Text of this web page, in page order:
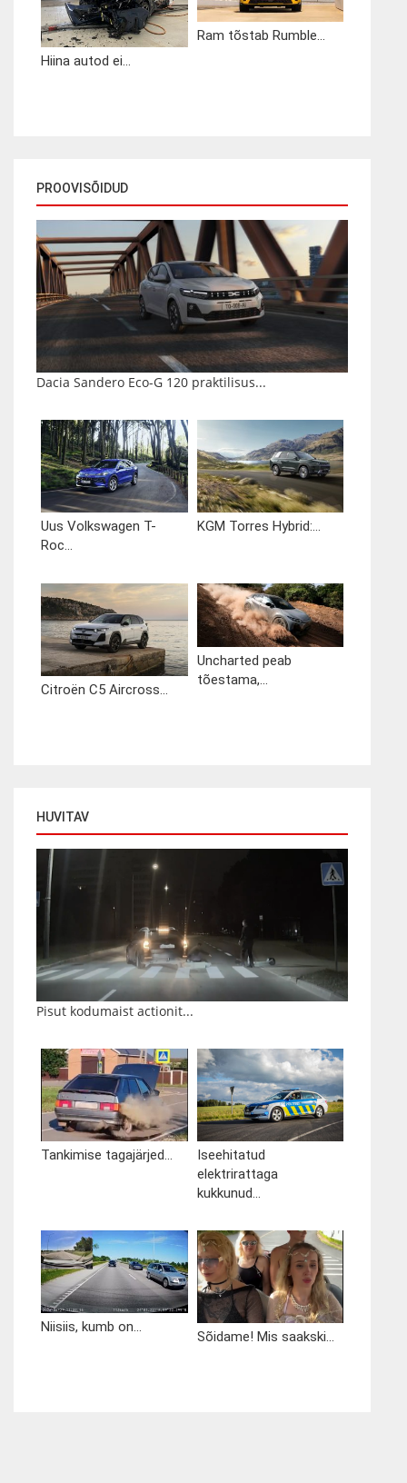
Hiina autod ei...
Ram tõstab Rumble...
PROOVISÕIDUD
Dacia Sandero Eco-G 120 praktilisus...
Uus Volkswagen T-
Roc...
KGM Torres Hybrid:...
Citroën C5 Aircross...
Uncharted peab
tõestama,...
HUVITAV
Pisut kodumaist actionit...
Tankimise tagajärjed...
Iseehitatud
elektrirattaga
kukkunud...
Niisiis, kumb on...
Sõidame! Mis saakski...